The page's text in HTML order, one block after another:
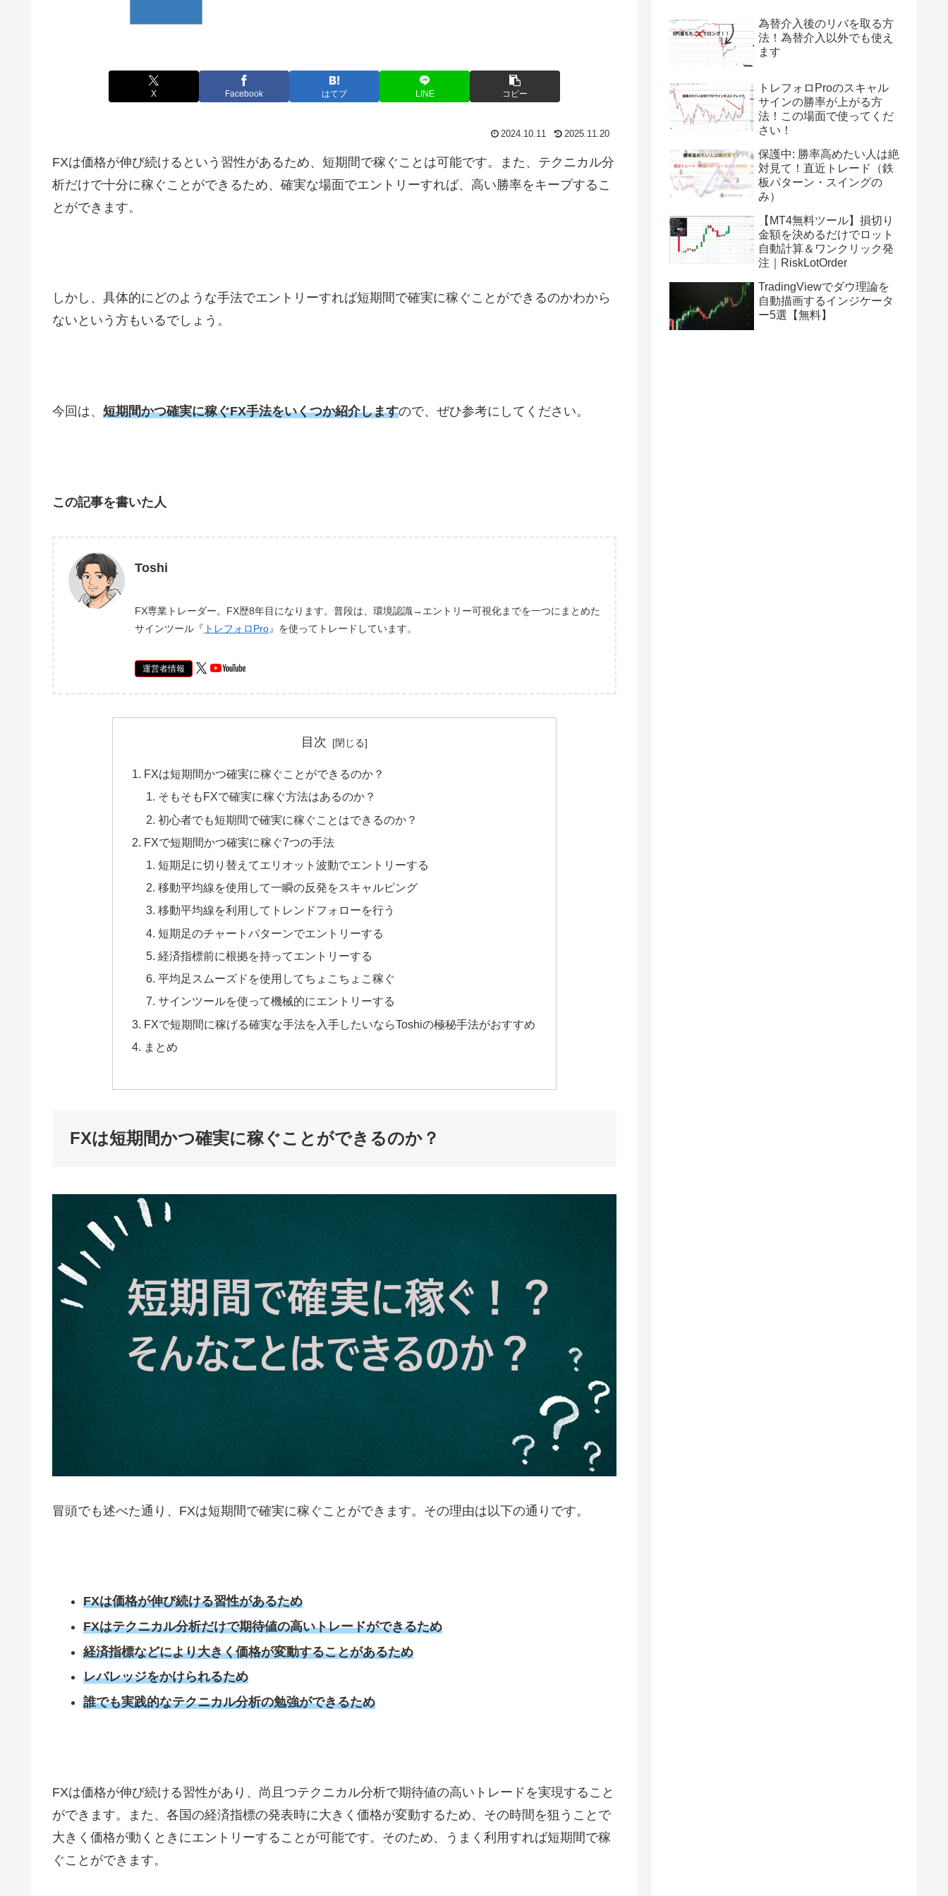
X Facebook はてブ LINE コピー
2024.10.11 2025.11.20
FXは価格が伸び続けるという習性があるため、短期間で稼ぐことは可能です。また、テクニカル分
析だけで十分に稼ぐことができるため、確実な場面でエントリーすれば、高い勝率をキープするこ
とができます。
しかし、具体的にどのような手法でエントリーすれば短期間で確実に稼ぐことができるのかわから
ないという方もいるでしょう。
今回は、 短期間かつ確実に稼ぐFX手法をいくつか紹介しますので、ぜひ参考にしてください。
この記事を書いた人
Toshi
FX専業トレーダー。FX歴8年目になります。普段は、環境認識→エントリー可視化までを一つにまとめた
サインツール『 トレフォロPro』を使ってトレードしています。
運営者情報
目次
FXは短期間かつ確実に稼ぐことができるのか？
そもそもFXで確実に稼ぐ方法はあるのか？
初心者でも短期間で確実に稼ぐことはできるのか？
FXで短期間かつ確実に稼ぐ7つの手法
短期足に切り替えてエリオット波動でエントリーする
移動平均線を使用して一瞬の反発をスキャルピング
移動平均線を利用してトレンドフォローを行う
短期足のチャートパターンでエントリーする
経済指標前に根拠を持ってエントリーする
平均足スムーズドを使用してちょこちょこ稼ぐ
サインツールを使って機械的にエントリーする
FXで短期間に稼げる確実な手法を入手したいならToshiの極秘手法がおすすめ
まとめ
FXは短期間かつ確実に稼ぐことができるのか？
冒頭でも述べた通り、 FXは短期間で確実に稼ぐことができます。その理由は以下の通りです。
FXは価格が伸び続ける習性があるため
FXはテクニカル分析だけで期待値の高いトレードができるため
経済指標などにより大きく価格が変動することがあるため
レバレッジをかけられるため
誰でも実践的なテクニカル分析の勉強ができるため
FXは価格が伸び続ける習性があり、尚且つテクニカル分析で期待値の高いトレードを実現すること
ができます。また、各国の経済指標の発表時に大きく価格が変動するため、その時間を狙うことで
大きく価格が動くときにエントリーすることが可能です。そのため、うまく利用すれば短期間で稼
ぐことができます。
為替介入後のリバを取る方
法！為替介入以外でも使え
ます
トレフォロProのスキャル
サインの勝率が上がる方
法！この場面で使ってくだ
さい！
保護中: 勝率高めたい人は絶
対見て！直近トレード（鉄
板パターン・スイングの
み）
【MT4無料ツール】損切り
金額を決めるだけでロット
自動計算＆ワンクリック発
注｜RiskLotOrder
TradingViewでダウ理論を
自動描画するインジケータ
ー5選【無料】